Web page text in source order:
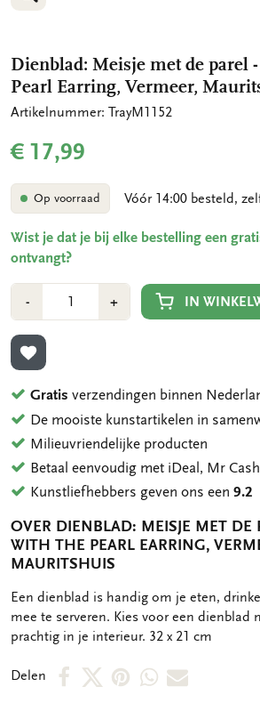
VERGROOT AFBEELDING
Dienblad: Meisje met de parel
Pearl Earring, Vermeer,
Artikelnummer: TrayM1152
€ 17,99
Op voorraad Vóór 14:00 besteld,
Wist je dat je bij elke bestelling een
ontvangt?
-Min
1
+Plus
1
IN
TOEVOEGEN AAN VERLANGLIJST
Gratis verzendingen binnen
De mooiste kunstartikelen in
Milieuvriendelijke producten
Betaal eenvoudig met iDeal, Mr
Kunstliefhebbers geven ons een9.2
OVER DIENBLAD: MEISJE MET DE
WITH THE PEARL EARRING,
MAURITSHUIS
OMSCHRIJVING
Een dienblad is handig om je eten,
mee te serveren. Kies voor een dienblad
prachtig in je interieur. 32 x 21 cm
Delen
DeelDeelDeelDeelDeel